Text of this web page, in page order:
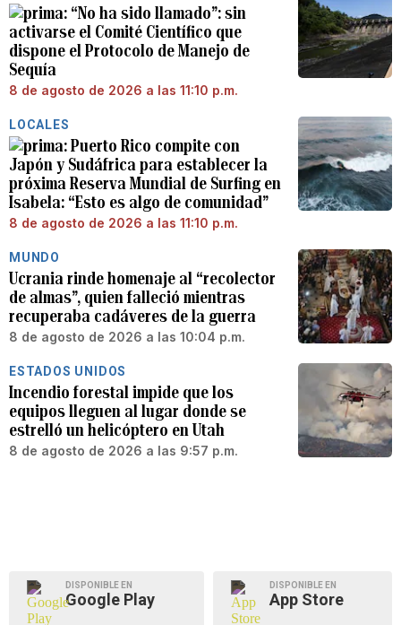
“No ha sido llamado”: sin
activarse el Comité Científico que
dispone el Protocolo de Manejo de
Sequía
8 de agosto de 2026 a las 11:10 p.m.
LOCALES
Puerto Rico compite con
Japón y Sudáfrica para establecer la
próxima Reserva Mundial de Surfing en
Isabela: “Esto es algo de comunidad”
8 de agosto de 2026 a las 11:10 p.m.
MUNDO
Ucrania rinde homenaje al “recolector
de almas”, quien falleció mientras
recuperaba cadáveres de la guerra
8 de agosto de 2026 a las 10:04 p.m.
ESTADOS UNIDOS
Incendio forestal impide que los
equipos lleguen al lugar donde se
estrelló un helicóptero en Utah
8 de agosto de 2026 a las 9:57 p.m.
DISPONIBLE EN
Google Play
DISPONIBLE EN
App Store